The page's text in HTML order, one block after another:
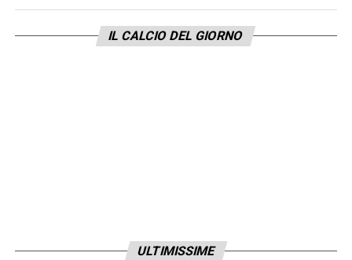
IL CALCIO DEL GIORNO
ULTIMISSIME